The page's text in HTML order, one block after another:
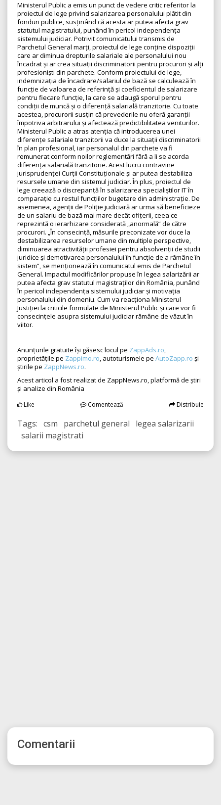
Ministerul Public a emis un punct de vedere critic referitor la
proiectul de lege privind salarizarea personalului plătit din
fonduri publice, susținând că acesta ar putea afecta grav
statutul magistratului, punând în pericol independența
sistemului judiciar. Potrivit comunicatului transmis de
Parchetul General marți, proiectul de lege conține dispoziții
care ar diminua drepturile salariale ale personalului nou
încadrat și ar crea situații discriminatorii pentru procurori și alți
profesioniști din parchete. Conform proiectului de lege,
indemnizația de încadrare/salariul de bază se calculează în
funcție de valoarea de referință și coeficientul de salarizare
pentru fiecare funcție, la care se adaugă sporul pentru
condiții de muncă și o diferență salarială tranzitorie. Cu toate
acestea, procurorii susțin că prevederile nu oferă garanții
împotriva arbitrarului și afectează predictibilitatea veniturilor.
Ministerul Public a atras atenția că introducerea unei
diferențe salariale tranzitorii va duce la situații discriminatorii
în plan profesional, iar personalul din parchete va fi
remunerat conform noilor reglementări fără a li se acorda
diferența salarială tranzitorie. Acest lucru contravine
jurisprudenței Curții Constituționale și ar putea destabiliza
resursele umane din sistemul judiciar. În plus, proiectul de
lege creează o discrepanță în salarizarea specialiștilor IT în
comparație cu restul funcțiilor bugetare din administrație. De
asemenea, agenții de Poliție judiciară ar urma să beneficieze
de un salariu de bază mai mare decât ofițerii, ceea ce
reprezintă o ierarhizare considerată „anormală” de către
procurori. „În consecință, măsurile preconizate vor duce la
destabilizarea resurselor umane din multiple perspective,
diminuarea atractivității profesiei pentru absolvenții de studii
juridice și demotivarea personalului în funcție de a rămâne în
sistem”, se menționează în comunicatul emis de Parchetul
General. Impactul modificărilor propuse în legea salarizării ar
putea afecta grav statutul magistraților din România, punând
în pericol independența sistemului judiciar și motivația
personalului din domeniu. Cum va reacționa Ministerul
Justiției la criticile formulate de Ministerul Public și care vor fi
consecințele asupra sistemului judiciar rămâne de văzut în
viitor.
Anunțurile gratuite își găsesc locul pe ZappAds.ro,
proprietățile pe Zappimo.ro, autoturismele pe AutoZapp.ro și
știrile pe ZappNews.ro.
Acest articol a fost realizat de ZappNews.ro, platformă de știri
și analize din România
Like Comentează Distribuie
Tags: csm parchetul general legea salarizarii
salarii magistrati
Comentarii